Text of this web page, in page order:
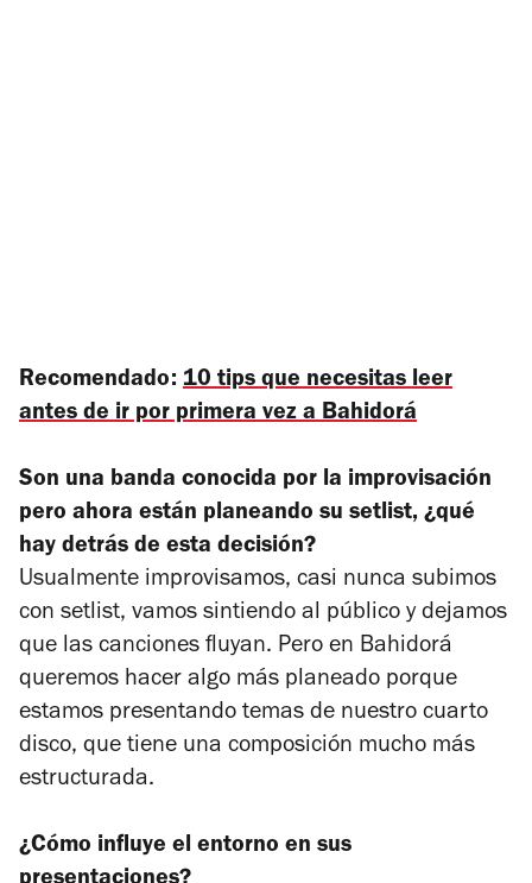
Recomendado: 10 tips que necesitas leer
antes de ir por primera vez a Bahidorá
Son una banda conocida por la improvisación
pero ahora están planeando su setlist, ¿qué
hay detrás de esta decisión?
Usualmente improvisamos, casi nunca subimos
con setlist, vamos sintiendo al público y dejamos
que las canciones fluyan. Pero en Bahidorá
queremos hacer algo más planeado porque
estamos presentando temas de nuestro cuarto
disco, que tiene una composición mucho más
estructurada.
¿Cómo influye el entorno en sus